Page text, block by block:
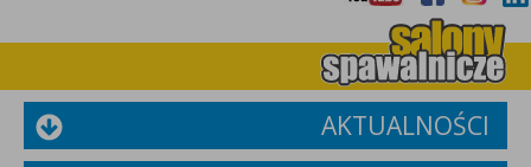
AKTUALNOŚCI